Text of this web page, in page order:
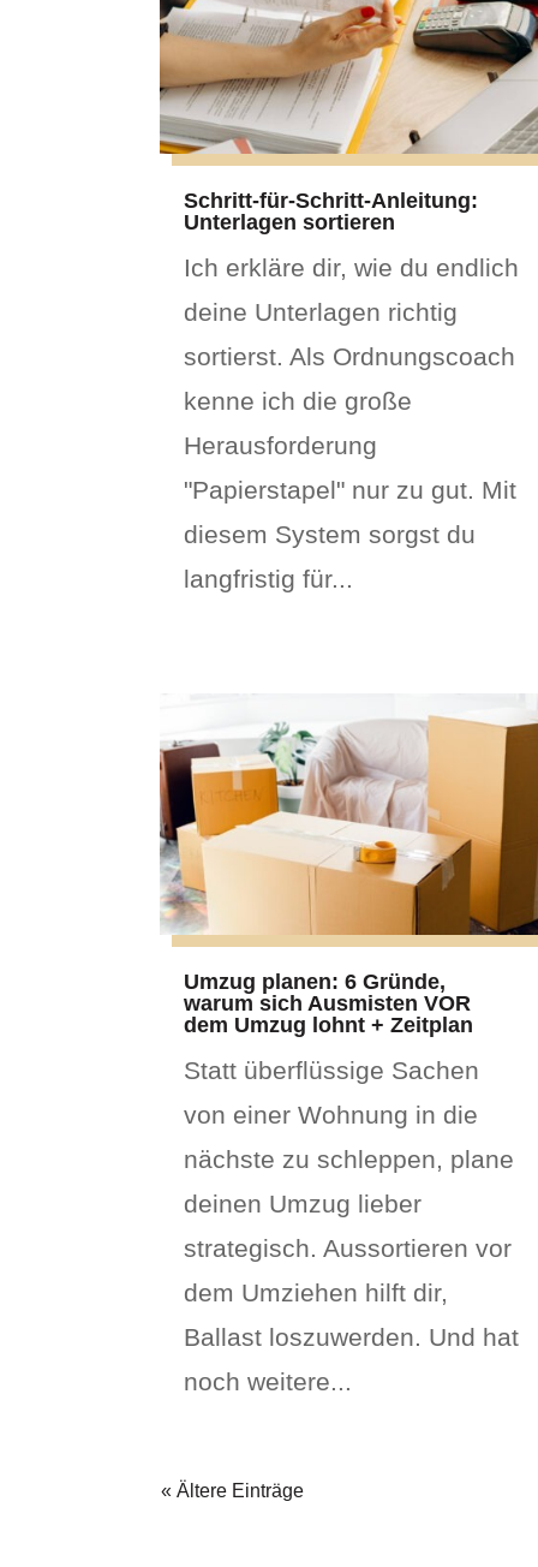
Schritt-für-Schritt-Anleitung:
Unterlagen sortieren
Ich erkläre dir, wie du endlich
deine Unterlagen richtig
sortierst. Als Ordnungscoach
kenne ich die große
Herausforderung
"Papierstapel" nur zu gut. Mit
diesem System sorgst du
langfristig für...
Umzug planen: 6 Gründe,
warum sich Ausmisten VOR
dem Umzug lohnt + Zeitplan
Statt überflüssige Sachen
von einer Wohnung in die
nächste zu schleppen, plane
deinen Umzug lieber
strategisch. Aussortieren vor
dem Umziehen hilft dir,
Ballast loszuwerden. Und hat
noch weitere...
« Ältere Einträge